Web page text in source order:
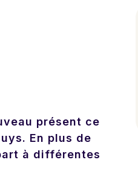
présent ce
En plus de
à différentes